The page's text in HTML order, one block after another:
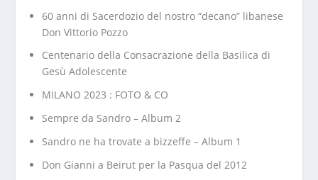
60 anni di Sacerdozio del nostro “decano” libanese
Don Vittorio Pozzo
Centenario della Consacrazione della Basilica di
Gesù Adolescente
MILANO 2023 : FOTO & CO
Sempre da Sandro – Album 2
Sandro ne ha trovate a bizzeffe – Album 1
Don Gianni a Beirut per la Pasqua del 2012